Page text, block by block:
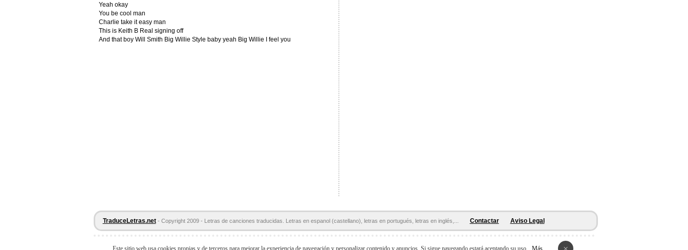
Yeah okay
You be cool man
Charlie take it easy man
This is Keith B Real signing off
And that boy Will Smith Big Willie Style baby yeah Big Willie I feel you
TraduceLetras.net - Copyright 2009 - Letras de canciones traducidas. Letras en espanol (castellano), letras en portugués, letras en inglés,... Contactar Aviso Legal
Páginas Amigas: Letras en español Letras de Canciones Acordes y Tablaturas
Este sitio web usa cookies propias y de terceros para mejorar la experiencia de navegación y personalizar contenido y anuncios. Si sigue navegando estará aceptando su uso. Más